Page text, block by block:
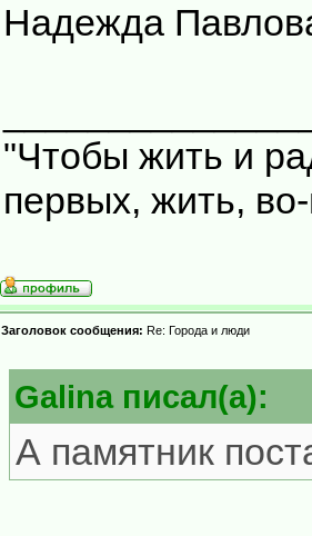
Надежда
"Чтобы жить и
первых, жить,
Заголовок сообщения: Re: Города и люди
Galina писал(а):
А памятник